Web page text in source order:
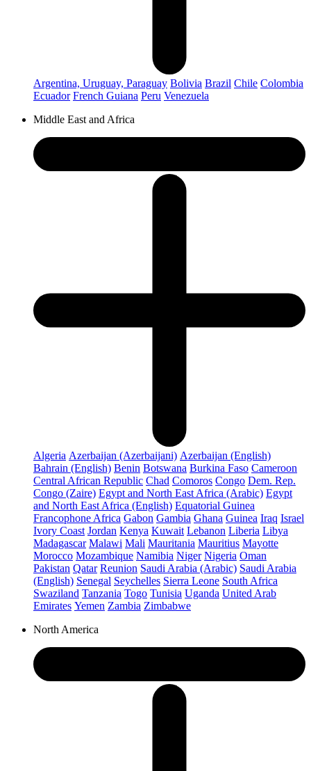
Argentina, Uruguay, Paraguay Bolivia Brazil Chile Colombia
Ecuador French Guiana Peru Venezuela
Middle East and Africa
Algeria Azerbaijan (Azerbaijani) Azerbaijan (English)
Bahrain (English) Benin Botswana Burkina Faso Cameroon
Central African Republic Chad Comoros Congo Dem. Rep.
Congo (Zaire) Egypt and North East Africa (Arabic) Egypt
and North East Africa (English) Equatorial Guinea
Francophone Africa Gabon Gambia Ghana Guinea Iraq Israel
Ivory Coast Jordan Kenya Kuwait Lebanon Liberia Libya
Madagascar Malawi Mali Mauritania Mauritius Mayotte
Morocco Mozambique Namibia Niger Nigeria Oman
Pakistan Qatar Reunion Saudi Arabia (Arabic) Saudi Arabia
(English) Senegal Seychelles Sierra Leone South Africa
Swaziland Tanzania Togo Tunisia Uganda United Arab
Emirates Yemen Zambia Zimbabwe
North America